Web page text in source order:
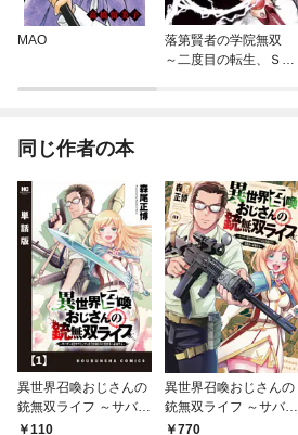
MAO
落第賢者の学院無双
～二度目の転生、Ｓラ
同じ作者の本
異世界召喚おじさんの
銃無双ライフ ～サバゲ
ー好きサラリーマンは
110
異世界召喚おじさんの
銃無双ライフ ～サバゲ
ー好きサラリーマンは
770